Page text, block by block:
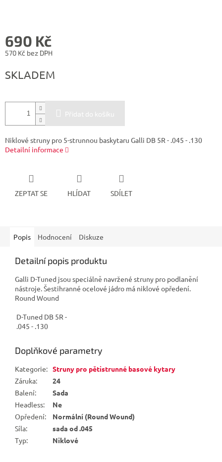
690 Kč
570 Kč bez DPH
cena:
SKLADEM
Přidat do košíku
Niklové struny pro 5-strunnou baskytaru Galli DB 5R - .045 - .130
Detailní informace
ZEPTAT SE HLÍDAT SDÍLET
Popis Hodnocení Diskuze
Detailní popis produktu
Galli D-Tuned jsou speciálně navržené struny pro podlanění
nástroje. Šestihranné ocelové jádro má niklové opředení.
Round Wound
D-Tuned DB 5R -
.045 - .130
Doplňkové parametry
Kategorie: Struny pro pětistrunné basové kytary
Záruka:
24
Balení:
Sada
Headless:
Ne
Opředení:
Normální (Round Wound)
Síla:
sada od .045
Typ: Niklové